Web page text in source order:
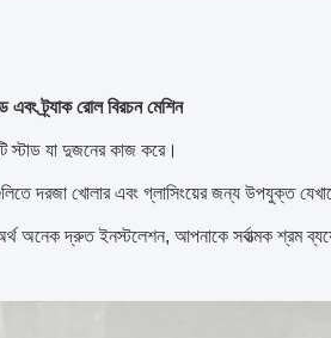
এবং ট্র্যাক রোল বিরচন মেশিন
স্টাড যা দুজনের কাজ করে।
দরজা খোলার এবং গ্লাসিংয়ের জন্য উপযুক্ত
অনেক দ্রুত ইনস্টলেশন, আপনাকে সর্বাত্মক শ্রম